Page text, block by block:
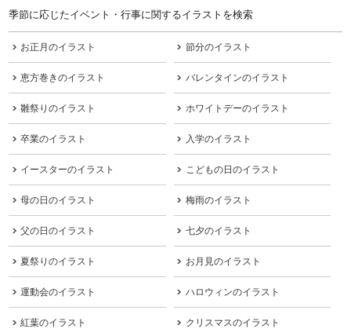
季節に応じたイベント・行事に関するイラストを検索
お正月のイラスト 節分のイラスト
恵方巻きのイラスト バレンタインのイラスト
雛祭りのイラスト ホワイトデーのイラスト
卒業のイラスト 入学のイラスト
イースターのイラスト こどもの日のイラスト
母の日のイラスト 梅雨のイラスト
父の日のイラスト 七夕のイラスト
夏祭りのイラスト お月見のイラスト
運動会のイラスト ハロウィンのイラスト
紅葉のイラスト クリスマスのイラスト